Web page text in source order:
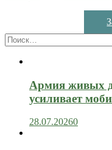
Найти:
Армия живых
усиливает
28.07.20260